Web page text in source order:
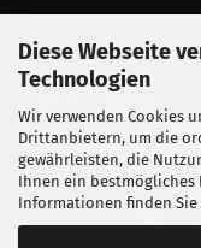
Diese Webseite
Technologien
Wir verwenden Cookies
Drittanbietern, um die
gewährleisten, die
Ihnen ein
Informationen finden
Vertrag widerrufen